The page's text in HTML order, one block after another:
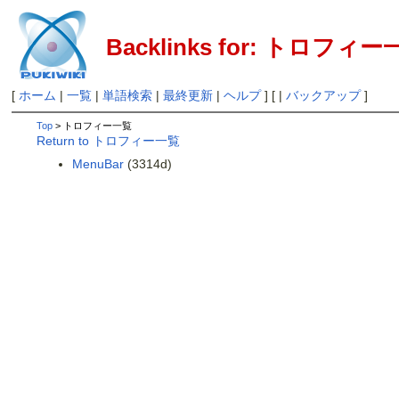
Backlinks for: トロフィー
[ホーム |一覧 |単語検索 |最終更新 |ヘルプ ] [ |バックアップ ]
Top > トロフィー一覧
Return to トロフィー一覧
MenuBar (3314d)